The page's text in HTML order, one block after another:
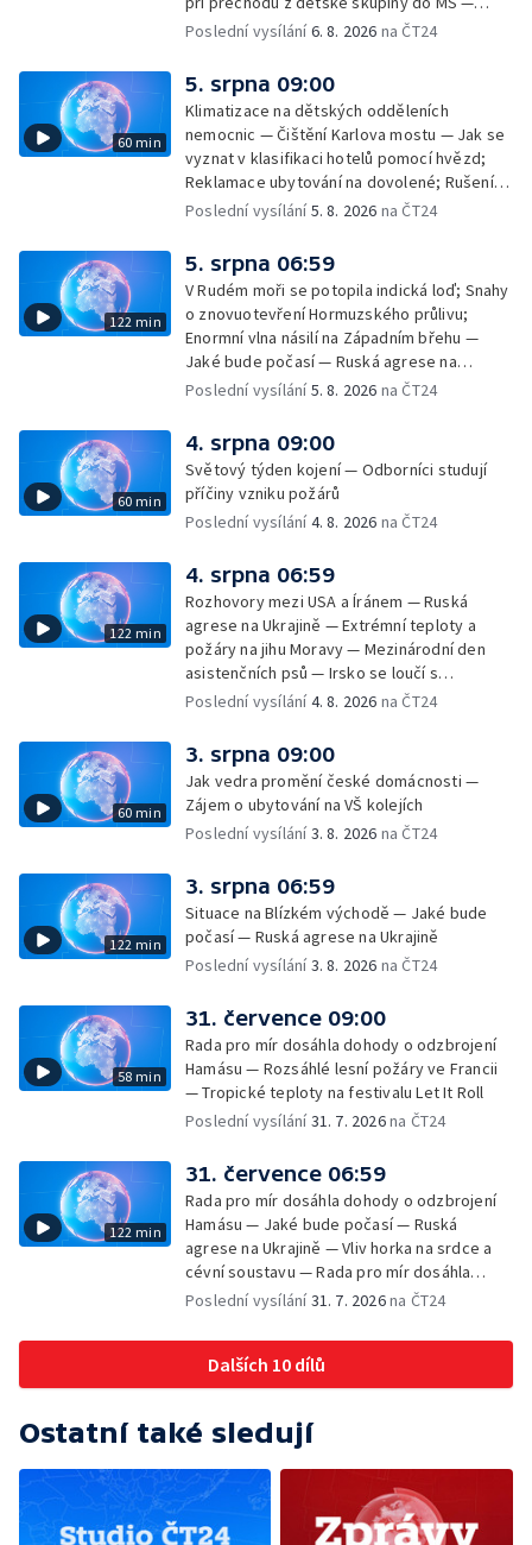
Filmové premiéry týdne — Dvě deci tuše v
rakovinu prsu
Poslední vysílání6. 8. 2026 na ČT24
60 min
5. srpna 09:00
Klimatizace na dětských odděleních
nemocnic — Čištění Karlova mostu — Jak se
vyznat v klasifikaci hotelů pomocí hvězd;
Reklamace ubytování na dovolené; Rušení
dovolené kvůli přírodním živlům; Práva
na dovolené v zahraničí; Platby a výběry na
dovolené v zahraničí — Těžba léčivé rašeliny
u Malé Morávky
Poslední vysílání5. 8. 2026 na ČT24
122 min
5. srpna 06:59
V Rudém moři se potopila indická loď; Snahy
o znovuotevření Hormuzského průlivu;
Enormní vlna násilí na Západním břehu —
Jaké bude počasí — Ruská agrese na
Ukrajině — Vliv veder na lidské orgány — Při
— Třem obcím na Brněnsku dočasně došla
pitná voda — SP v orientačním běhu v Česku
— Horko a požáry sužují Evropu — Rybářský
příměstský tábor
Poslední vysílání5. 8. 2026 na ČT24
60 min
4. srpna 09:00
Světový týden kojení — Odborníci studují
příčiny vzniku požárů
Poslední vysílání4. 8. 2026 na ČT24
122 min
4. srpna 06:59
Rozhovory mezi USA a Íránem — Ruská
agrese na Ukrajině — Extrémní teploty a
požáry na jihu Moravy — Mezinárodní den
asistenčních psů — Irsko se loučí s
hudebníkem Glenem Hansardem
Poslední vysílání4. 8. 2026 na ČT24
60 min
3. srpna 09:00
Jak vedra promění české domácnosti —
Zájem o ubytování na VŠ kolejích
Poslední vysílání3. 8. 2026 na ČT24
122 min
3. srpna 06:59
Situace na Blízkém východě — Jaké bude
počasí — Ruská agrese na Ukrajině
Poslední vysílání3. 8. 2026 na ČT24
58 min
31. července 09:00
Rada pro mír dosáhla dohody o odzbrojení
Hamásu — Rozsáhlé lesní požáry ve Francii
— Tropické teploty na festivalu Let It Roll
Poslední vysílání31. 7. 2026na ČT24
122 min
31. července 06:59
Rada pro mír dosáhla dohody o odzbrojení
Hamásu — Jaké bude počasí — Ruská
agrese na Ukrajině — Vliv horka na srdce a
cévní soustavu — Rada pro mír dosáhla
dohody o odzbrojení Hamásu — Dokument
začíná výplata superdávky — Tropické
teploty zatěžují i volně žijící zvířata
Poslední vysílání31. 7. 2026na ČT24
Dalších 10 dílů
Ostatní také sledují